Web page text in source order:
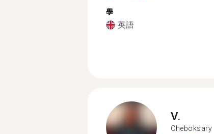
學
英語
V.
Cheboksary